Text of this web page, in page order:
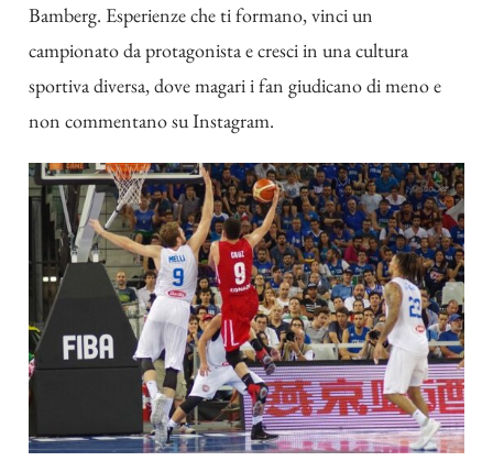
Bamberg. Esperienze che ti formano, vinci un
campionato da protagonista e cresci in una cultura
sportiva diversa, dove magari i fan giudicano di meno e
non commentano su Instagram.